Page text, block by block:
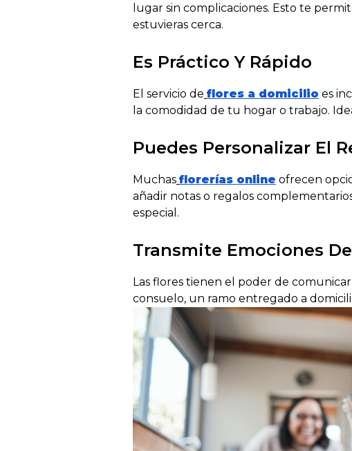
lugar sin complicaciones. Esto te
estuvieras cerca.
Es Práctico Y Rápido
El servicio de flores a domicilio es
la comodidad de tu hogar o trabajo.
Puedes Personalizar El
Muchas florerías online ofrecen
añadir notas o regalos
especial.
Transmite Emociones
Las flores tienen el poder de
consuelo, un ramo entregado a